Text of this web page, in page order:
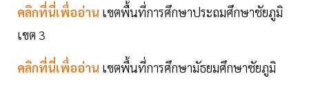
คลิกที่นี่เพื่ออ่าน เขตพื้นที่การศึกษาประถมศึกษาชัยภูมิ
เขต 3
คลิกที่นี่เพื่ออ่าน เขตพื้นที่การศึกษามัธยมศึกษาชัยภูมิ